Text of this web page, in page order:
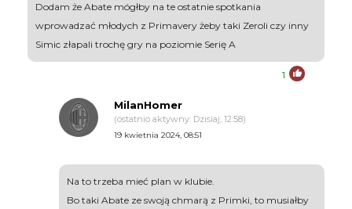
Dodam że Abate mógłby na te ostatnie spotkania
wprowadzać młodych z Primavery żeby taki Zeroli czy inny
Simic złapali trochę gry na poziomie Serię A
1
MilanHomer
(ostatnio aktywny: Dzisiaj, 12:58)
19 kwietnia 2024, 08:51
Na to trzeba mieć plan w klubie.
Bo taki Abate ze swoją chmarą z Primki, to musiałby